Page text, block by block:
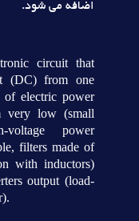
اضافه مي شود.
circuit that
(DC) from one
of electric power
very low (small
power
filters made of
with inductors)
output (load-